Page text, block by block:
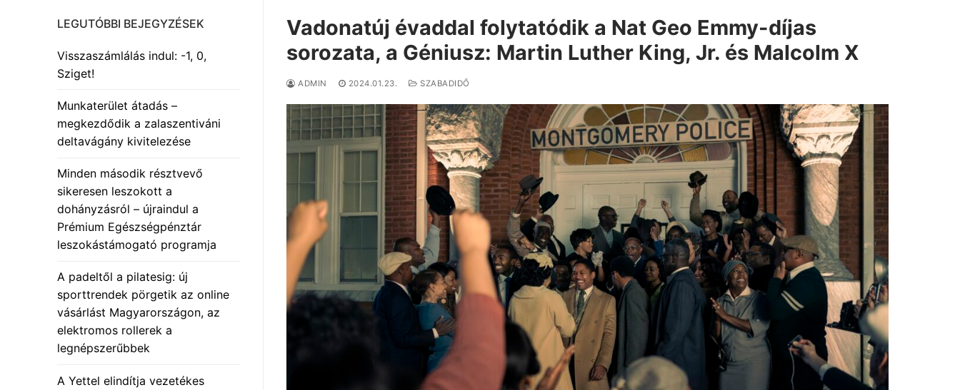
Vadonatúj évaddal folytatódik a Nat Geo Emmy-díjas
sorozata, a Géniusz: Martin Luther King, Jr. és Malcolm X
ADMIN 2024.01.23. SZABADIDŐ
LEGUTÓBBI BEJEGYZÉSEK
Visszaszámlálás indul: -1, 0,
Sziget!
Munkaterület átadás –
megkezdődik a zalaszentiváni
deltavágány kivitelezése
Minden második résztvevő
sikeresen leszokott a
dohányzásról – újraindul a
Prémium Egészségpénztár
leszokástámogató programja
A padeltől a pilatesig: új
sporttrendek pörgetik az online
vásárlást Magyarországon, az
elektromos rollerek a
legnépszerűbbek
A Yettel elindítja vezetékes